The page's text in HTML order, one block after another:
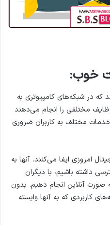
خوب:
که در شبکه‌های کامپیوتری به
مختلفی را انجام می‌دهند
خدمات مختلف به کاربران ضروری
امروزی ایفا می‌کنند. آنها به
داشته باشیم، با دیگران
به صورت آنلاین انجام دهیم. بدون
کاربردی که به آنها وابسته